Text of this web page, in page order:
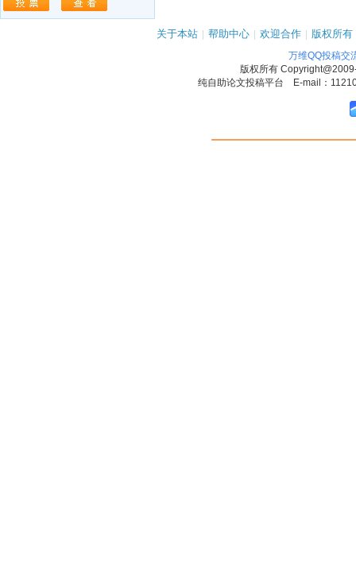
关于本站 | 帮助中心 | 欢迎合作 | 版权所有
万维QQ投稿交
版权所有
纯自助论文投稿平台 E-mail：